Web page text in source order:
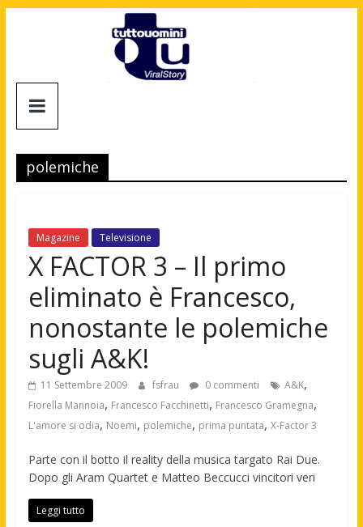
Tuttouomini
Tv,
Cinema,
news
moda
maschile
polemiche
Magazine Televisione
X FACTOR 3 – Il primo
eliminato è Francesco,
nonostante le polemiche
sugli A&K!
11 Settembre 2009 fsfrau 0 commenti A&K,
Fiorella Mannoia, Francesco Facchinetti, Francesco Gramegna,
L'amore si odia, Noemi, polemiche, prima puntata, X-Factor 3
Parte con il botto il reality della musica targato Rai Due.
Dopo gli Aram Quartet e Matteo Beccucci vincitori veri
Leggi tutto